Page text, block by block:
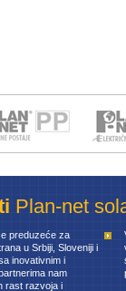
Plan-net
preduzeće za
u Srbiji, Sloveniji i
inovativnim i
nam
rast razvoja i